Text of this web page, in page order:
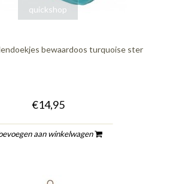
quickshop
bewaardoos turquoise ster
€14,95
aan winkelwagen